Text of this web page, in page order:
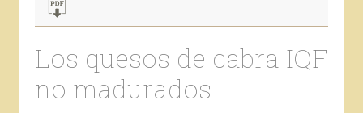
Los quesos de cabra IQF
no madurados